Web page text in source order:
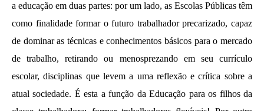
NOW VIEWING
Manifesto por uma Educação Popular –
CONUBES 2013
30 de
de 2013
a educação em duas partes: por um lado, as Escolas Públicas têm
como finalidade formar o futuro trabalhador precarizado, capaz
de dominar as técnicas e conhecimentos básicos para o mercado
de trabalho, retirando ou menosprezando em seu currículo
escolar, disciplinas que levem a uma reflexão e crítica sobre a
atual sociedade. É esta a função da Educação para os filhos da